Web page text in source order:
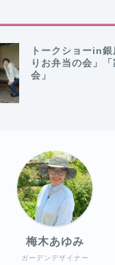
トークショーin
りお弁当の会」
会」
ガーデンデザイナー
梅木あゆみ